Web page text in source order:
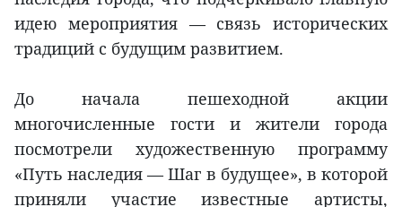
идею мероприятия — связь исторических
традиций с будущим развитием.
До начала пешеходной акции
многочисленные гости и жители города
посмотрели художественную программу
«Путь наследия — Шаг в будущее», в которой
приняли участие известные артисты,